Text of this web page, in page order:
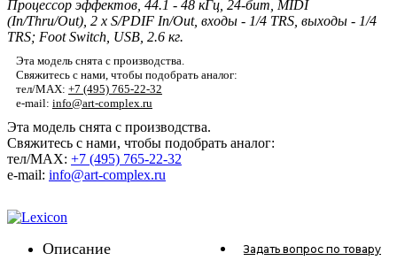
Процессор эффектов, 44.1 - 48 кГц, 24-бит, MIDI
(In/Thru/Out), 2 x S/PDIF In/Out, входы - 1/4 TRS, выходы - 1/4
TRS; Foot Switch, USB, 2.6 кг.
Эта модель снята с производства.
Свяжитесь с нами, чтобы подобрать аналог:
тел/MAX: +7 (495) 765-22-32
e-mail: info@art-complex.ru
Эта модель снята с производства.
Свяжитесь с нами, чтобы подобрать аналог:
тел/MAX: +7 (495) 765-22-32
e-mail: info@art-complex.ru
Описание Задать вопрос по товару